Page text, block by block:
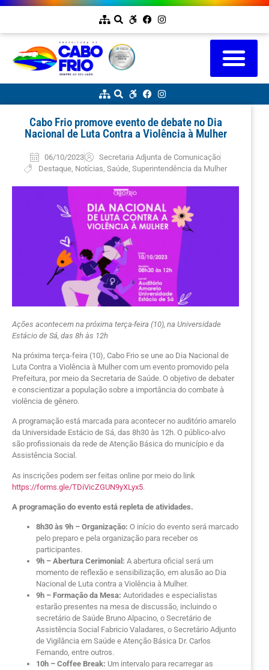
Cabo Frio promove evento de debate no Dia
Nacional de Luta Contra a Violência à Mulher
06/10/2023
Secretaria Adjunta de Comunicação
Destaque, Notícias Saúde, Superintendência da Mulher
Ações acontecem na próxima terça-feira (10), na Universidade
Estácio de Sá, das 8h às 12h
Na próxima terça-feira (10), Cabo Frio se une ao Dia Nacional de
Luta Contra a Violência à Mulher com um evento promovido pela
Prefeitura, por meio da Secretaria de Saúde. O objetivo de debater
e conscientizar a população sobre a importância do combate à
violência de gênero.
A programação está marcada para acontecer no auditório amarelo
da Universidade Estácio de Sá, das 8h30 às 12h. O público-alvo
são profissionais da rede de Atenção Básica do município e da
Assistência Social.
As inscrições podem ser feitas online por meio do link
https://forms.gle/TDiVicZGUN9yXLyx5.
A programação do evento está repleta de atividades.
8h30 às 9h – Organização: O início do evento será marcado
pelo preparo e pela organização para receber os
participantes.
9h – Abertura Cerimonial: A abertura oficial será um
momento de reflexão e sensibilização, em alusão ao Dia
Nacional de Luta contra a Violência à Mulher.
9h – Formação da Mesa: Autoridades e especialistas
estarão presentes na mesa de discussão, incluindo o
secretário de Saúde Bruno Alpacino, o Secretário de
Assistência Social Fabricio Valadares, o Secretário Adjunto
de Vigilância em Saúde e Atenção Básica Dr. Carlos
Fernando, entre outros.
10h – Coffee Break: Um intervalo para recarregar as